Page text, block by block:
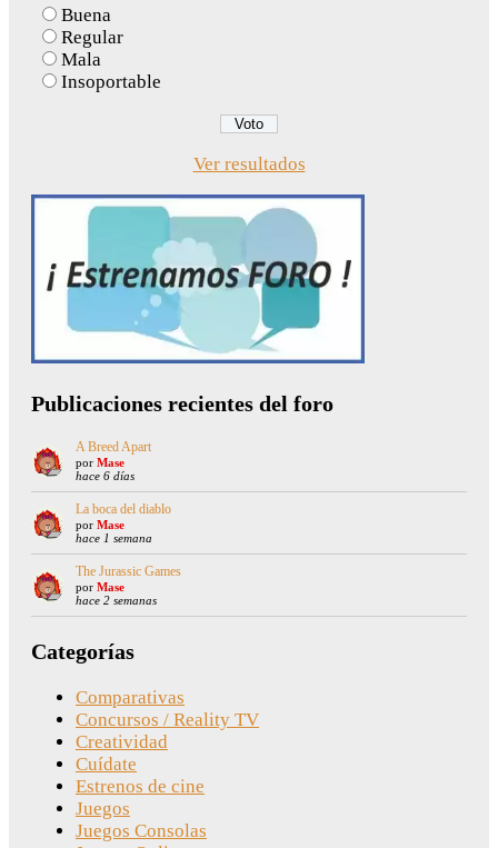
Buena
Regular
Mala
Insoportable
Ver resultados
Publicaciones recientes del foro
A Breed Apart
por Mase
hace 6 días
La boca del diablo
por Mase
hace 1 semana
The Jurassic Games
por Mase
hace 2 semanas
Categorías
Comparativas
Concursos / Reality TV
Creatividad
Cuídate
Estrenos de cine
Juegos
Juegos Consolas